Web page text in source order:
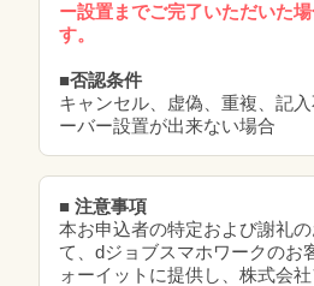
ー設置までご完了いただいた
す。
■否認条件
キャンセル、虚偽、重複、記
ーバー設置が出来ない場合
■ 注意事項
本お申込者の特定および謝礼
て、dジョブスマホワークのお
ォーイットに提供し、株式会